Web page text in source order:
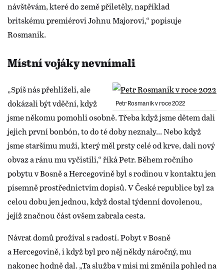
návštěvám, které do země přiletěly, například
britskému premiérovi Johnu Majorovi,“ popisuje
Rosmanik.
Místní vojáky nevnímali
Petr Rosmanik v roce 2022
„Spíš nás přehlíželi, ale
dokázali být vděční, když
jsme někomu pomohli osobně. Třeba když jsme dětem dali
jejich první bonbón, to do té doby neznaly... Nebo když
jsme staršímu muži, který měl prsty celé od krve, dali nový
obvaz a ránu mu vyčistili,“ říká Petr. Během ročního
pobytu v Bosně a Hercegovině byl s rodinou v kontaktu jen
písemně prostřednictvím dopisů. V České republice byl za
celou dobu jen jednou, když dostal týdenní dovolenou,
jejíž značnou část ovšem zabrala cesta.
Návrat domů prožíval s radostí. Pobyt v Bosně
a Hercegovině, i když byl pro něj někdy náročný, mu
nakonec hodně dal. „Ta služba v misi mi změnila pohled na